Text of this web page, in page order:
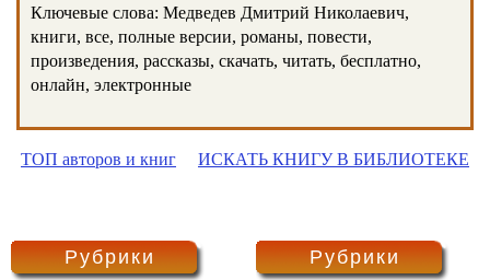
Ключевые слова: Медведев Дмитрий Николаевич,
книги, все, полные версии, романы, повести,
произведения, рассказы, скачать, читать, бесплатно,
онлайн, электронные
ТОП авторов и книг ИСКАТЬ КНИГУ В БИБЛИОТЕКЕ
Рубрики Рубрики